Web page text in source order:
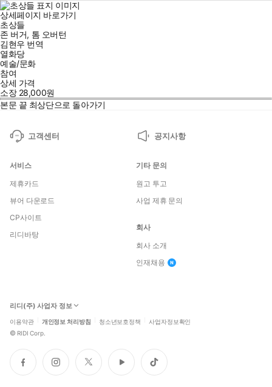
상세페이지 바로가기
초상들
존 버거, 톰 오버턴
김현우 번역
열화당
예술/문화
참여
상세 가격
소장 28,000원
본문 끝 최상단으로 돌아가기
고객센터 공지사항
서비스
제휴카드
뷰어 다운로드
CP사이트
리디바탕
기타 문의
원고 투고
사업 제휴 문의
회사
회사 소개
인재채용
리디(주) 사업자 정보
이용약관 개인정보 처리방침 청소년보호정책 사업자정보확인
© RIDI Corp.
페
이
인
스
트
위
유
튜
틱
톡